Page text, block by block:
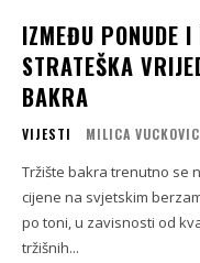
IZMEĐU PONUDE
STRATEŠKA
BAKRA
VIJESTI MILICA VUCKOVIC
Tržište bakra trenutno se
cijene na svjetskim
po toni, u zavisnosti od
tržišnih...